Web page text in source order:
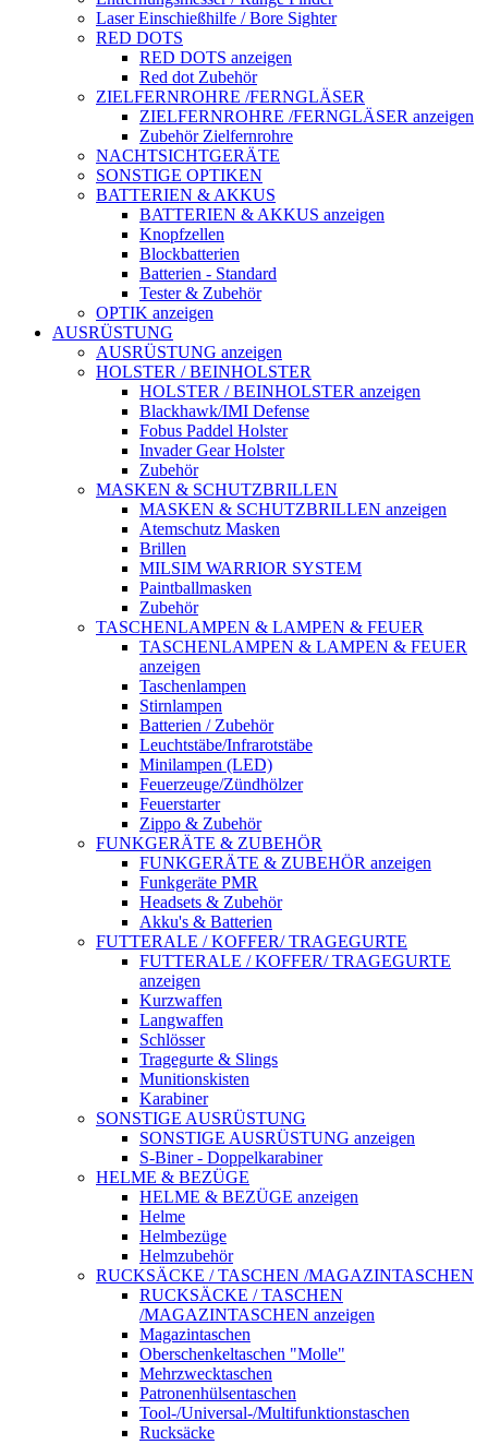
Laser Einschießhilfe / Bore Sighter
RED DOTS
RED DOTS anzeigen
Red dot Zubehör
ZIELFERNROHRE /FERNGLÄSER
ZIELFERNROHRE /FERNGLÄSER anzeigen
Zubehör Zielfernrohre
NACHTSICHTGERÄTE
SONSTIGE OPTIKEN
BATTERIEN & AKKUS
BATTERIEN & AKKUS anzeigen
Knopfzellen
Blockbatterien
Batterien - Standard
Tester & Zubehör
OPTIK anzeigen
AUSRÜSTUNG
AUSRÜSTUNG anzeigen
HOLSTER / BEINHOLSTER
HOLSTER / BEINHOLSTER anzeigen
Blackhawk/IMI Defense
Fobus Paddel Holster
Invader Gear Holster
Zubehör
MASKEN & SCHUTZBRILLEN
MASKEN & SCHUTZBRILLEN anzeigen
Atemschutz Masken
Brillen
MILSIM WARRIOR SYSTEM
Paintballmasken
Zubehör
TASCHENLAMPEN & LAMPEN & FEUER
TASCHENLAMPEN & LAMPEN & FEUER
anzeigen
Taschenlampen
Stirnlampen
Batterien / Zubehör
Leuchtstäbe/Infrarotstäbe
Minilampen (LED)
Feuerzeuge/Zündhölzer
Feuerstarter
Zippo & Zubehör
FUNKGERÄTE & ZUBEHÖR
FUNKGERÄTE & ZUBEHÖR anzeigen
Funkgeräte PMR
Headsets & Zubehör
Akku's & Batterien
FUTTERALE / KOFFER/ TRAGEGURTE
FUTTERALE / KOFFER/ TRAGEGURTE
anzeigen
Kurzwaffen
Langwaffen
Schlösser
Tragegurte & Slings
Munitionskisten
Karabiner
SONSTIGE AUSRÜSTUNG
SONSTIGE AUSRÜSTUNG anzeigen
S-Biner - Doppelkarabiner
HELME & BEZÜGE
HELME & BEZÜGE anzeigen
Helme
Helmbezüge
Helmzubehör
RUCKSÄCKE / TASCHEN /MAGAZINTASCHEN
RUCKSÄCKE / TASCHEN
/MAGAZINTASCHEN anzeigen
Magazintaschen
Oberschenkeltaschen "Molle"
Mehrzwecktaschen
Patronenhülsentaschen
Tool-/Universal-/Multifunktionstaschen
Rucksäcke